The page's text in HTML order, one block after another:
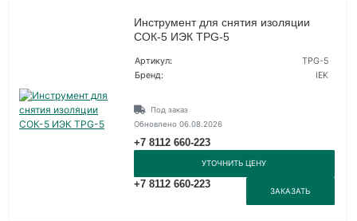
Инструмент для снятия изоляции
СОК-5 ИЭК TPG-5
Артикул:
TPG-5
Бренд:
IEK
Под заказ
Обновлено 06.08.2026
+7 8112 660-223
УТОЧНИТЬ ЦЕНУ
+7 8112 660-223
ЗАКАЗАТЬ